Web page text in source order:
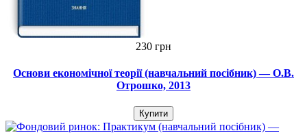
230 грн
Основи економічної теорії (навчальний посібник) — О.В.
Отрошко, 2013
Купити